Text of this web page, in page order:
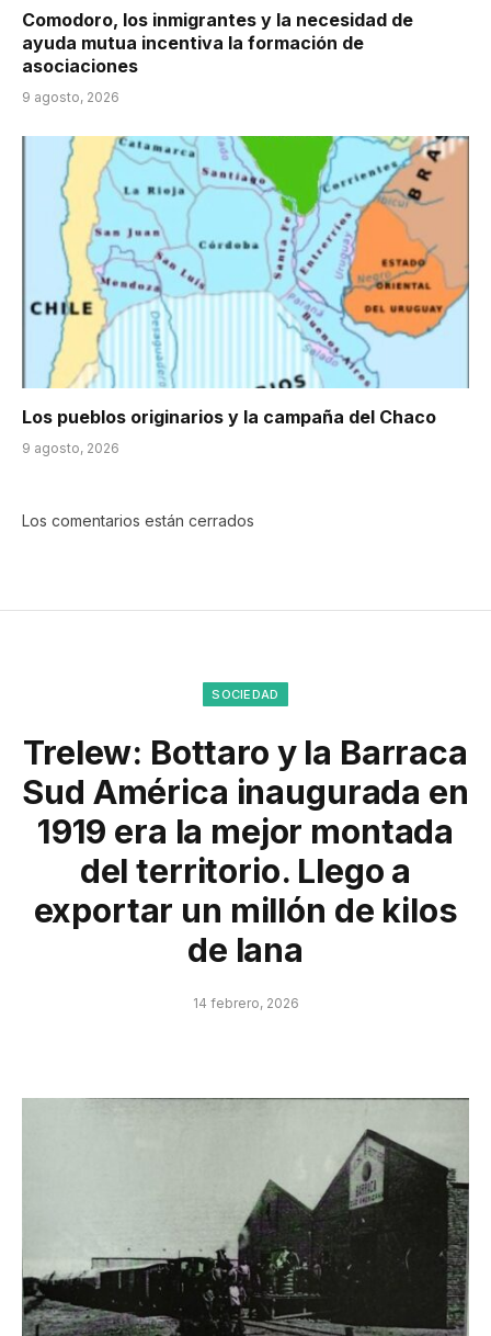
Comodoro, los inmigrantes y la necesidad de
ayuda mutua incentiva la formación de
asociaciones
9 agosto, 2026
Los pueblos originarios y la campaña del Chaco
9 agosto, 2026
Los comentarios están cerrados
SOCIEDAD
Trelew: Bottaro y la Barraca
Sud América inaugurada en
1919 era la mejor montada
del territorio. Llego a
exportar un millón de kilos
de lana
14 febrero, 2026